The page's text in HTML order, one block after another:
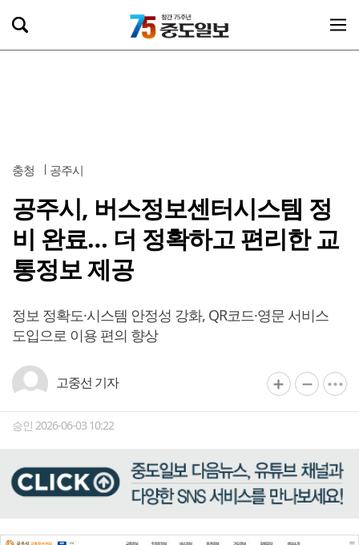
충청 공주시
공주시, 버스정보센터시스템 정
비 완료… 더 정확하고 편리한 교
통정보 제공
정보 정확도·시스템 안정성 강화, QR코드·영문 서비스
도입으로 이용 편의 향상
고중선 기자
승인 2026-06-03 10:22